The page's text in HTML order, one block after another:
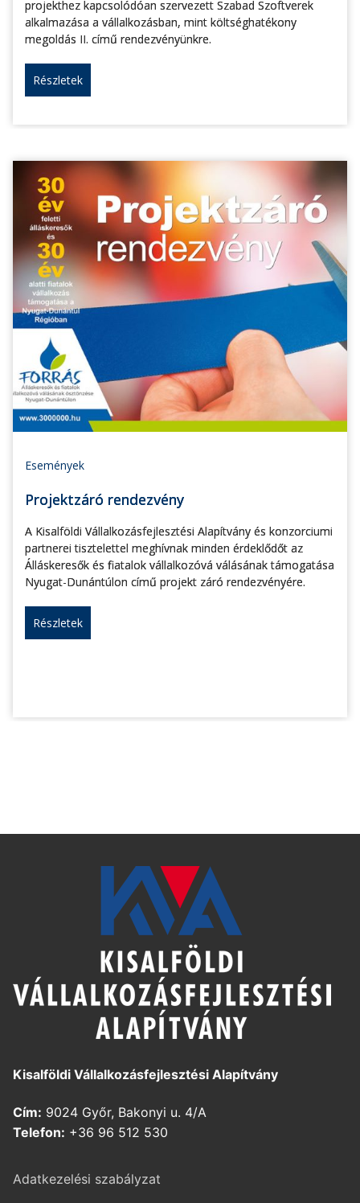
projekthez kapcsolódóan szervezett Szabad Szoftverek
alkalmazása a vállalkozásban, mint költséghatékony
megoldás II. című rendezvényünkre.
Részletek
Események
Projektzáró rendezvény
A Kisalföldi Vállalkozásfejlesztési Alapítvány és konzorciumi
partnerei tisztelettel meghívnak minden érdeklődőt az
Álláskeresők és fiatalok vállalkozóvá válásának támogatása
Nyugat-Dunántúlon című projekt záró rendezvényére.
Részletek
Kisalföldi Vállalkozásfejlesztési Alapítvány
Cím: 9024 Győr, Bakonyi u. 4/A
Telefon: +36 96 512 530
Adatkezelési szabályzat